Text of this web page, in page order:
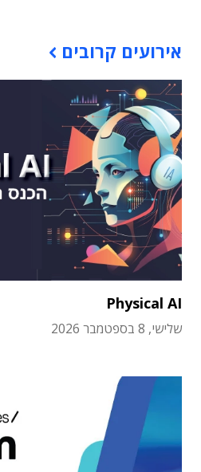
אירועים קרובים
Physical AI
שלישי, 8 בספטמבר 2026